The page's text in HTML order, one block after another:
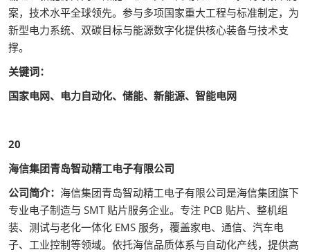
案，技术水平全球领先。参与多项国家重大工程与标准制定，为
新型电力系统、双碳目标与能源数字化提供核心装备与技术支
撑。
关键词：
国家电网、电力自动化、储能、新能源、智能电网
20
海信集团青岛智动精工电子有限公司
公司简介： 海信集团青岛智动精工电子有限公司是海信集团旗下
专业电子制造与 SMT 贴片服务企业。专注 PCB 贴片、整机组
装、测试与老化一体化 EMS 服务，覆盖家电、通信、汽车电
子、工业控制等领域。依托海信品质体系与自动化产线，提供高